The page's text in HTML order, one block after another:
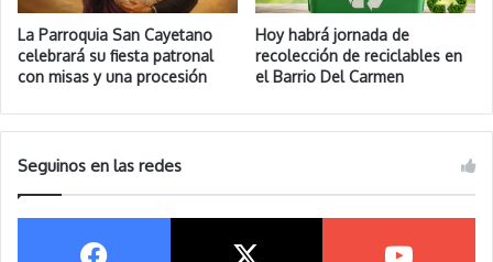
La Parroquia San Cayetano
celebrará su fiesta patronal
con misas y una procesión
Hoy habrá jornada de
recolección de reciclables en
el Barrio Del Carmen
Seguinos en las redes